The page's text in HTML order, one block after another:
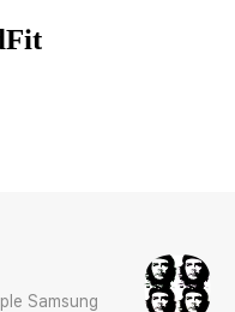
Samsung